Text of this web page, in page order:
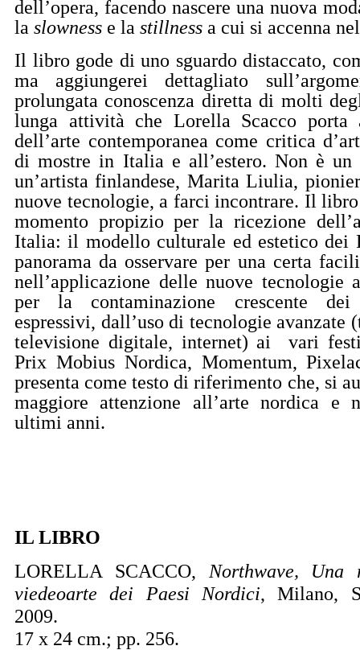
dell’opera, facendo nascere una nuova
la slowness e la stillness a cui si accenna
Il libro gode di uno sguardo distaccato,
ma aggiungerei dettagliato
prolungata conoscenza diretta di molti
lunga attività che Lorella Scacco porta
dell’arte contemporanea come critica
di mostre in Italia e all’estero. Non è un
un’artista finlandese, Marita Liulia,
nuove tecnologie, a farci incontrare. Il libro
momento propizio per la ricezione
Italia: il modello culturale ed estetico dei
panorama da osservare per una certa
nell’applicazione delle nuove tecnologie
per la contaminazione crescente
espressivi, dall’uso di tecnologie avanzate
televisione digitale, internet) ai
vari
Prix Mobius Nordica, Momentum,
presenta come testo di riferimento che, si
maggiore attenzione all’arte nordica e
ultimi anni.
IL LIBRO
LORELLA SCACCO, Northwave, Una
viedeoarte dei Paesi Nordici, Milano,
2009.
17 x 24 cm.; pp. 256.